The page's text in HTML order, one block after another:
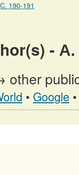
190-191
-
• Google